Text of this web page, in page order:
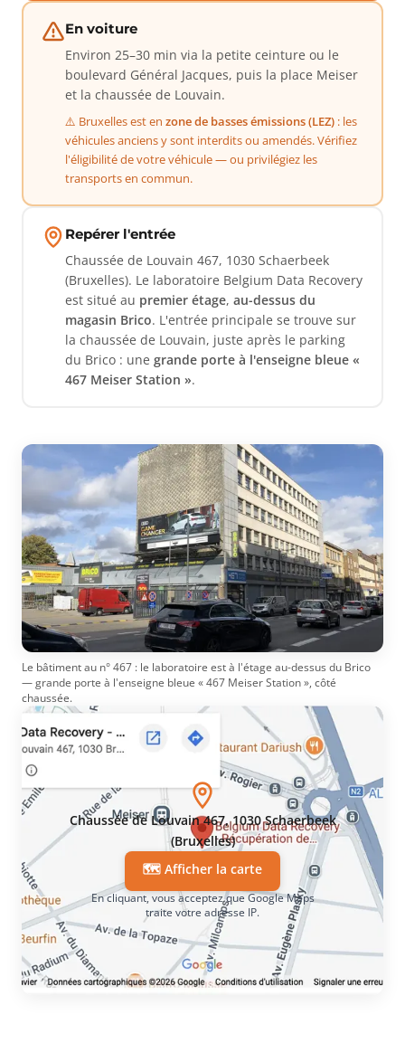
En voiture
Environ 25–30 min via la petite ceinture ou le
boulevard Général Jacques, puis la place Meiser
et la chaussée de Louvain.
⚠️ Bruxelles est en zone de basses émissions (LEZ): les
véhicules anciens y sont interdits ou amendés. Vérifiez
l'éligibilité de votre véhicule — ou privilégiez les
transports en commun.
Repérer l'entrée
Chaussée de Louvain 467, 1030 Schaerbeek
(Bruxelles). Le laboratoire Belgium Data Recovery
est situé au premier étage, au-dessus du
magasin Brico. L'entrée principale se trouve sur
la chaussée de Louvain, juste après le parking
du Brico : une grande porte à l'enseigne bleue «
467 Meiser Station ».
Le bâtiment au n° 467 : le laboratoire est à l'étage au-dessus du Brico
— grande porte à l'enseigne bleue « 467 Meiser Station », côté
chaussée.
Chaussée de Louvain 467, 1030 Schaerbeek
(Bruxelles)
🗺️ Afficher la carte
En cliquant, vous acceptez que Google Maps
traite votre adresse IP.